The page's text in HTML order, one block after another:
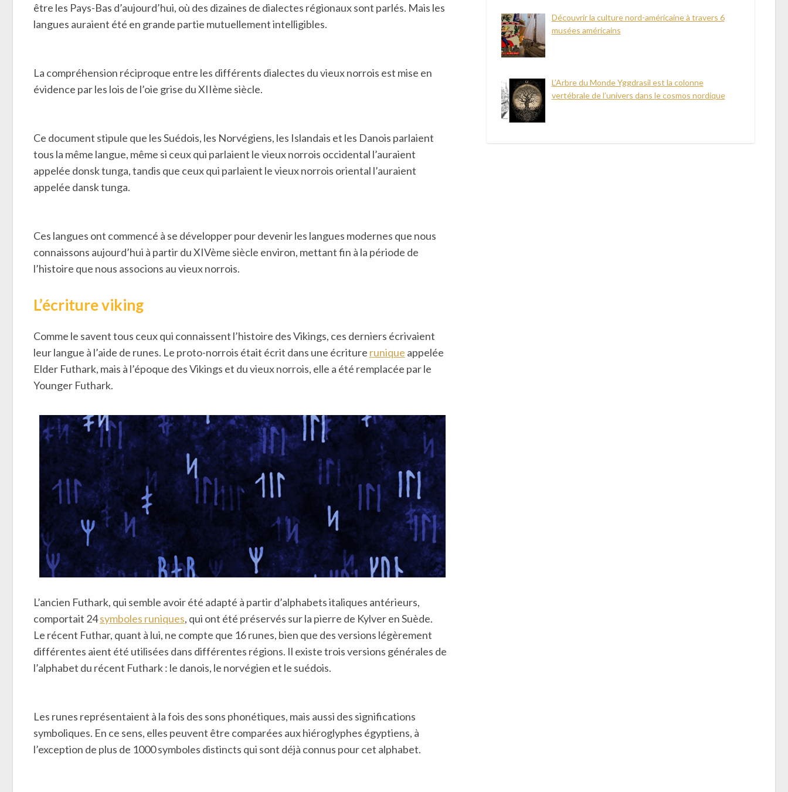
être les Pays-Bas d’aujourd’hui, où des dizaines de dialectes régionaux sont parlés. Mais les
langues auraient été en grande partie mutuellement intelligibles.
La compréhension réciproque entre les différents dialectes du vieux norrois est mise en
évidence par les lois de l’oie grise du XIIème siècle.
Ce document stipule que les Suédois, les Norvégiens, les Islandais et les Danois parlaient
tous la même langue, même si ceux qui parlaient le vieux norrois occidental l’auraient
appelée donsk tunga, tandis que ceux qui parlaient le vieux norrois oriental l’auraient
appelée dansk tunga.
Ces langues ont commencé à se développer pour devenir les langues modernes que nous
connaissons aujourd’hui à partir du XIVème siècle environ, mettant fin à la période de
l’histoire que nous associons au vieux norrois.
L’écriture viking
Comme le savent tous ceux qui connaissent l’histoire des Vikings, ces derniers écrivaient
leur langue à l’aide de runes. Le proto-norrois était écrit dans une écriture runique appelée
Elder Futhark, mais à l’époque des Vikings et du vieux norrois, elle a été remplacée par le
Younger Futhark.
L’ancien Futhark, qui semble avoir été adapté à partir d’alphabets italiques antérieurs,
comportait 24symboles runiques, qui ont été préservés sur la pierre de Kylver en Suède.
Le récent Futhar, quant à lui, ne compte que 16 runes, bien que des versions légèrement
différentes aient été utilisées dans différentes régions. Il existe trois versions générales de
l’alphabet du récent Futhark : le danois, le norvégien et le suédois.
Les runes représentaient à la fois des sons phonétiques, mais aussi des significations
symboliques. En ce sens, elles peuvent être comparées aux hiéroglyphes égyptiens, à
l’exception de plus de 1000 symboles distincts qui sont déjà connus pour cet alphabet.
Découvrir la culture nord-américaine à travers 6
musées américains
L’Arbre du Monde Yggdrasil est la colonne
vertébrale de l’univers dans le cosmos nordique